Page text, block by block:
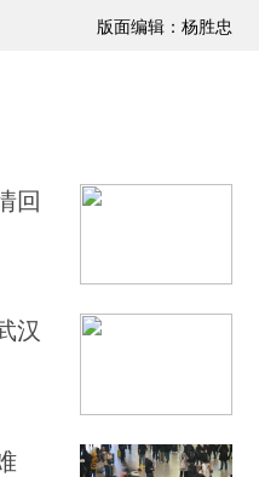
版面编辑：杨胜忠
回
汉